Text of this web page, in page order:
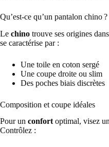
Qu’est-ce qu’un pantalon chino ?
Le chino trouve ses origines
se caractérise par :
Une toile en coton sergé
Une coupe droite ou slim
Des poches biais discrètes
Composition et coupe idéales
Pour un confort optimal, visez
Contrôlez :